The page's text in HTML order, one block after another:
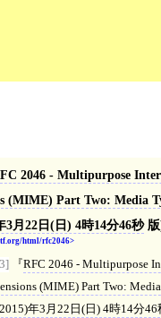
2046 - Multipurpose
(MIME) Part Two: Media
3月22日(日) 4時14分46秒版
html/rfc2046
RFC 2046 - Multipurpose
(MIME) Part Two:
年3月22日(日) 4時14分46